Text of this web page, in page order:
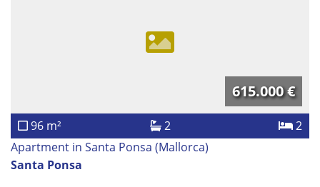
615.000 €
96 m² 2
2
Apartment in Santa Ponsa (Mallorca)
Santa Ponsa